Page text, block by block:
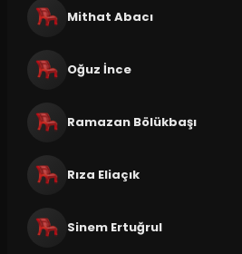
Mithat Abacı
Oğuz İnce
Ramazan Bölükbaşı
Rıza Eliaçık
Sinem Ertuğrul